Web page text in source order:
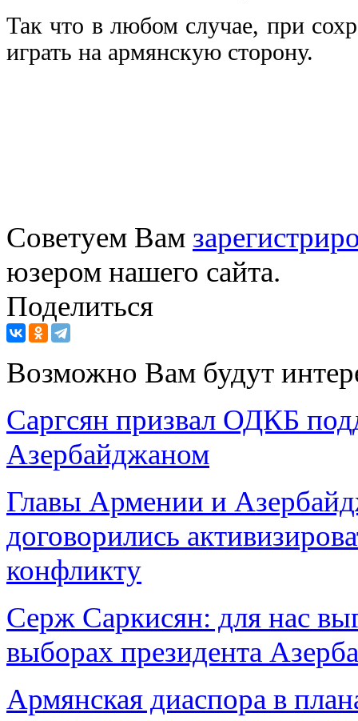
Так что в любом случае, при
играть на армянскую сторону.
Советуем Вам
юзером нашего сайта.
Поделиться
Возможно Вам будут
Саргсян призвал ОДКБ
Азербайджаном
Главы Армении и
договорились
конфликту
Серж Саркисян: для нас
выборах президента
Армянская диаспора в